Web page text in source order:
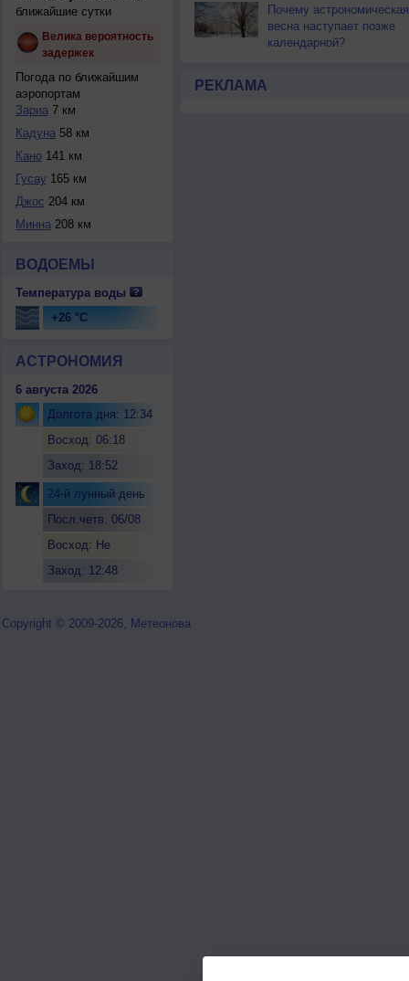
ближайшие сутки
Велика вероятность
задержек
Погода по ближайшим
аэропортам
Зариа7 км
Кадуна58 км
Кано141 км
Гусау 165 км
Джос 204 км
Минна208 км
ВОДОЕМЫ
Температура воды
+26 °C
АСТРОНОМИЯ
6 августа 2026
Долгота дня: 12:34
Восход: 06:18
Заход: 18:52
24-й лунный день
Посл.четв. 06/08
Восход: Не
Заход: 12:48
Почему астрономическая
весна наступает позже
календарной?
РЕКЛАМА
Copyright © 2009-2026, Метеонова